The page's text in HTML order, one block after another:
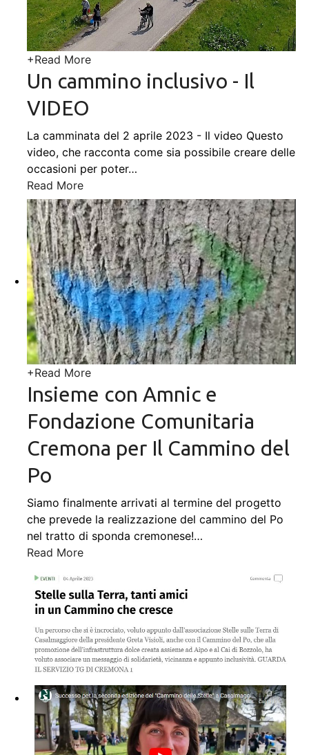
+Read More
Un cammino inclusivo - Il
VIDEO
La camminata del 2 aprile 2023 - Il video Questo
video, che racconta come sia possibile creare delle
occasioni per poter…
Read More
+Read More
Insieme con Amnic e
Fondazione Comunitaria
Cremona per Il Cammino del
Po
Siamo finalmente arrivati al termine del progetto
che prevede la realizzazione del cammino del Po
nel tratto di sponda cremonese!…
Read More